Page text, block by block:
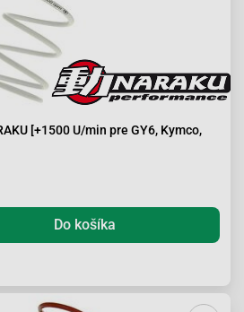
[+1500 U/min pre GY6, Kymco,
Do košíka